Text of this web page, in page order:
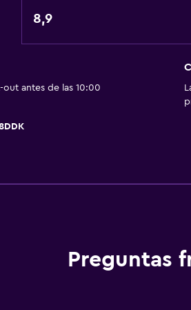
8,9
antes de las 10:00
Preguntas